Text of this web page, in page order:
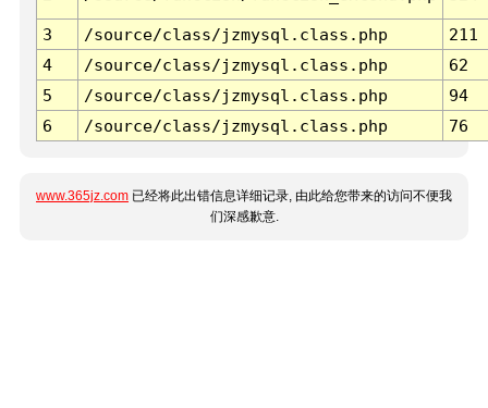
3 /source/class/jzmysql.class.php
211
4
/source/class/jzmysql.class.php
62
5
/source/class/jzmysql.class.php
94
6
/source/class/jzmysql.class.php 76
www.365jz.com 已经将此出错信息详细记录, 由此给您带来的访问不便我
们深感歉意.